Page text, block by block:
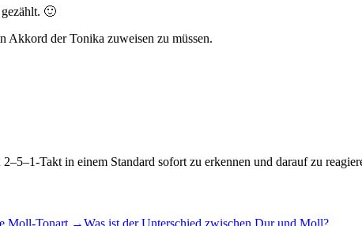
gezählt. 🙂
Akkord der Tonika zuweisen zu müssen.
Takt in einem Standard sofort zu erkennen und darauf zu
Moll-Tonart →Was ist der Unterschied zwischen Dur und Moll?